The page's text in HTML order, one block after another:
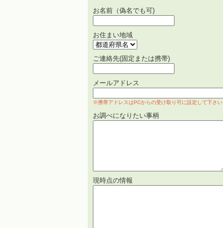
お名前（偽名でも可)
お住まい地域
ご連絡先(固定または携帯)
メールアドレス
※携帯アドレスはPCからの受け取り可に設定して下さい
お調べになりたい事柄
現時点の情報